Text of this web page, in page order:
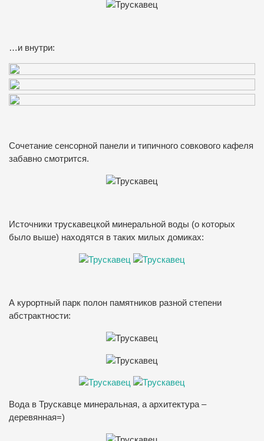
…и внутри:
Сочетание сенсорной панели и типичного совкового кафеля
забавно смотрится.
Источники трускавецкой минеральной воды (о которых
было выше) находятся в таких милых домиках:
А курортный парк полон памятников разной степени
абстрактности:
Вода в Трускавце минеральная, а архитектура –
деревянная=)